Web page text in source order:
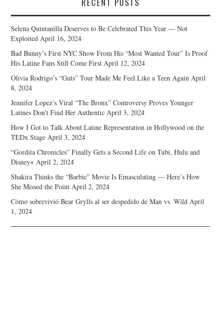
Selena Quintanilla Deserves to Be Celebrated This Year — Not
Exploited April 16, 2024
Bad Bunny’s First NYC Show From His “Most Wanted Tour” Is Proof
His Latine Fans Still Come First April 12, 2024
Olivia Rodrigo’s “Guts” Tour Made Me Feel Like a Teen Again April
8, 2024
Jennifer Lopez’s Viral “The Bronx” Controversy Proves Younger
Latines Don’t Find Her Authentic April 3, 2024
How I Got to Talk About Latine Representation in Hollywood on the
TEDx Stage April 3, 2024
“Gordita Chronicles” Finally Gets a Second Life on Tubi, Hulu and
Disney+ April 2, 2024
Shakira Thinks the “Barbie” Movie Is Emasculating — Here’s How
She Missed the Point April 2, 2024
Cómo sobrevivió Bear Grylls al ser despedido de Man vs. Wild April
1, 2024